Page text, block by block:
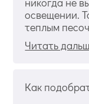
освещении.
теплым
Читать
Как